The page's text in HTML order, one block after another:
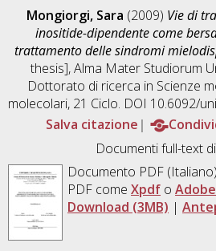
Mongiorgi, Sara (2009) Vie di
inositide-dipendente come
trattamento delle sindromi
thesis], Alma Mater Studiorum
Dottorato di ricerca in Scienze
molecolari, 21 Ciclo. DOI 10.6092/
Salva citazione
Documenti full-text
Documento PDF
PDF come Xpdfo
Download (3MB) |